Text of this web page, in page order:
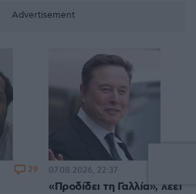
29
«Προδίδει τη Γαλλία», λέει
07.08.2026, 22:37